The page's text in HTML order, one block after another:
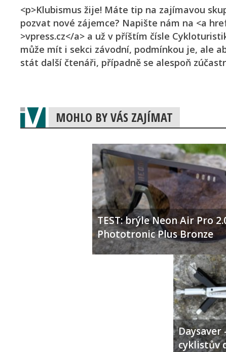
<p>Klubismus žije! Máte tip na zajímavou
pozvat nové zájemce? Napište nám na <a
>vpress.cz</a> a už v příštím čísle
může mít i sekci závodní, podmínkou je, ale
stát další čtenáři, případně se alespoň
MOHLO BY VÁS ZAJÍMAT
TEST: brýle Neon Air Pro
Phototronic Plus Bronze
Daysaver
cyklistův